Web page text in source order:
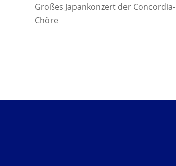
Großes Japankonzert der Concordia-
Chöre